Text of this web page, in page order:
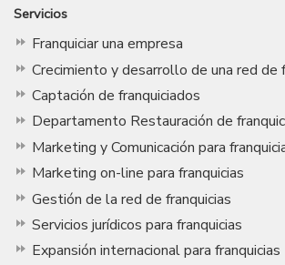
Servicios
Franquiciar una empresa
Crecimiento y desarrollo de una red de
Captación de franquiciados
Departamento Restauración de
Marketing y Comunicación para
Marketing on-line para franquicias
Gestión de la red de franquicias
Servicios jurídicos para franquicias
Expansión internacional para franquicias